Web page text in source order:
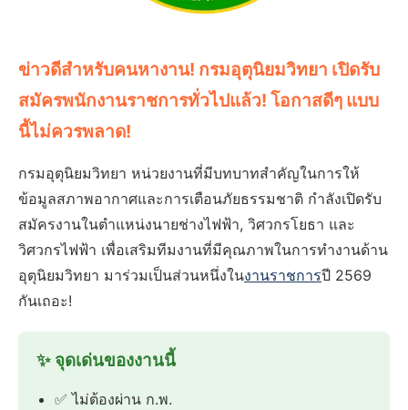
ข่าวดีสำหรับคนหางาน! กรมอุตุนิยมวิทยา เปิดรับ
สมัครพนักงานราชการทั่วไปแล้ว! โอกาสดีๆ แบบ
นี้ไม่ควรพลาด!
กรมอุตุนิยมวิทยา หน่วยงานที่มีบทบาทสำคัญในการให้
ข้อมูลสภาพอากาศและการเตือนภัยธรรมชาติ กำลังเปิดรับ
สมัครงานในตำแหน่งนายช่างไฟฟ้า, วิศวกรโยธา และ
วิศวกรไฟฟ้า เพื่อเสริมทีมงานที่มีคุณภาพในการทำงานด้าน
อุตุนิยมวิทยา มาร่วมเป็นส่วนหนึ่งในงานราชการปี 2569
กันเถอะ!
✨ จุดเด่นของงานนี้
✅ ไม่ต้องผ่าน ก.พ.